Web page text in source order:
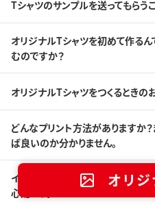
オリ
Tシャツのサンプルを送ってもらう
オリジナルTシャツを初めて作る
むのですか？
オリジナルTシャツをつくるとき
どんなプリント方法がありますか
ば良いのか分かりません。
イベント用に数100枚ほど注文し
心配です。